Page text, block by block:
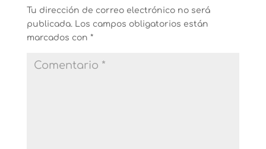
Tu dirección de correo electrónico no será
publicada. Los campos obligatorios están
marcados con *